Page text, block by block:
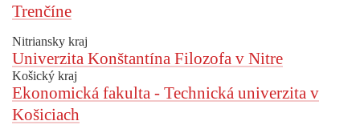
Trenčíne
Nitriansky kraj
Univerzita Konštantína Filozofa v Nitre
Košický kraj
Ekonomická fakulta - Technická univerzita v
Košiciach